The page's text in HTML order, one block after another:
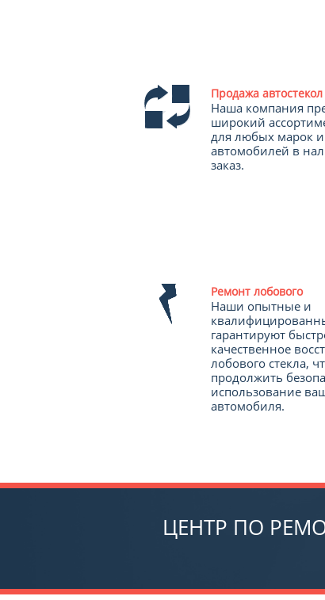
Продажа автостекол
Наша компания
широкий
для любых марок
автомобилей в
заказ.
Ремонт лобового
Наши опытные и
гарантируют
качественное
лобового стекла,
продолжить
использование
автомобиля.
ЦЕНТР ПО